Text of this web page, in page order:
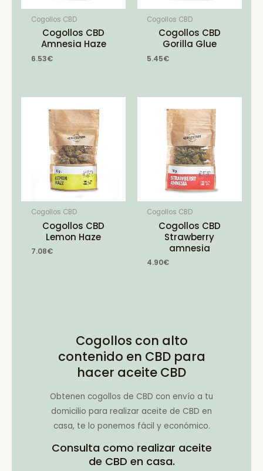
Cogollos CBD
Cogollos CBD
Amnesia Haze
6.53€
Cogollos CBD
Cogollos CBD
Gorilla Glue
5.45€
Cogollos CBD
Cogollos CBD
Lemon Haze
7.08€
Cogollos CBD
Cogollos CBD
Strawberry
amnesia
4.90€
Cogollos con alto
contenido en CBD para
hacer aceite CBD
Obtenen cogollos de CBD con envío a tu
domicilio para realizar aceite de CBD en
casa, te lo ponemos fácil y económico.
Consulta como realizar aceite
de CBD en casa.